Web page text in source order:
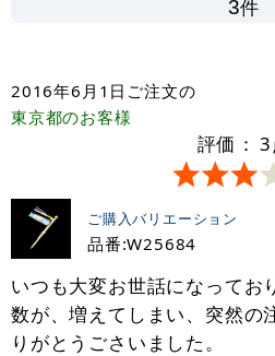
3件
2016年6月1日 ご注文の
東京都のお客様
評価： 3
ご購入バリエーション
品番:W25684
いつも大変お世話になってお
数が、増えてしまい、突然の
りがとうごさいました。